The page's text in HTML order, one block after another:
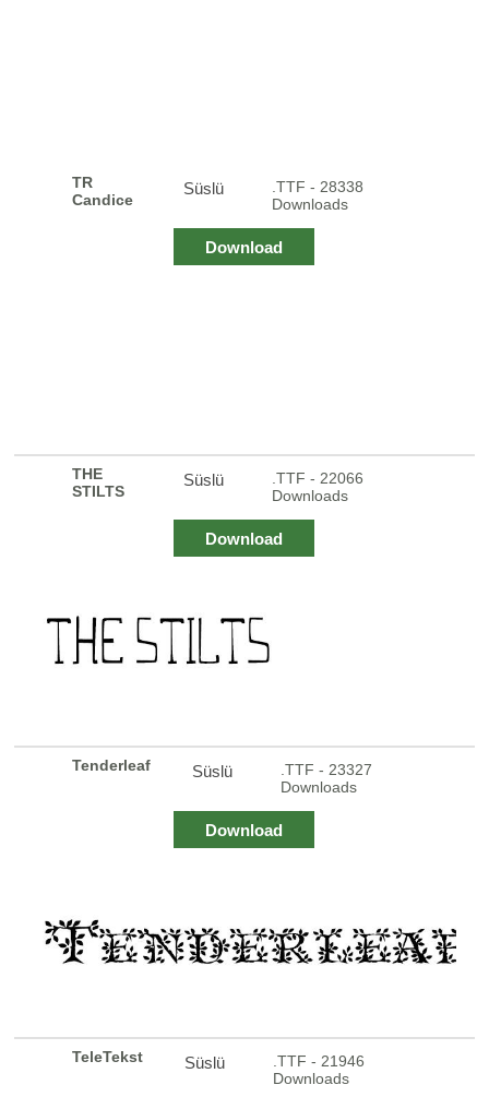
TR
Candice
Süslü
.TTF - 28338
Downloads
Download
THE
STILTS
Süslü
.TTF - 22066
Downloads
Download
Tenderleaf Süslü
.TTF - 23327
Downloads
Download
TeleTekst Süslü
.TTF - 21946
Downloads